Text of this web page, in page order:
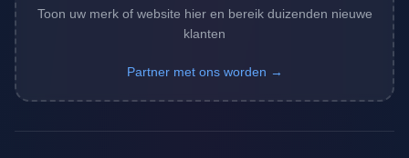
Toon uw merk of website hier en bereik duizenden nieuwe
klanten
Partner met ons worden →